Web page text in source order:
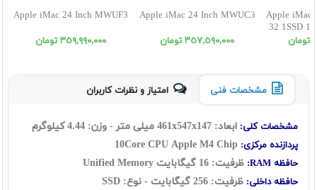
Apple iMac 24 Inch MWUF3
٣٥٩,٩٩٠,٠٠٠ تومان
Apple iMac 24 Inch MWUC3
٣٥٧,٥٩٠,٠٠٠ تومان
Apple iMac
32 1SSD
مشخصات فنی امتیاز و نظرات کاربران
مشخصات کلی: ابعاد: 461x547x147 میلی متر - وزن: 4.44 کیلوگرم
پردازنده مرکزی: Apple M4 Chip
حافظه RAM: ظرفیت: 16 گیگابایت Unified Memory
حافظه داخلی: ظرفیت: 256 گیگابایت - نوع: SSD